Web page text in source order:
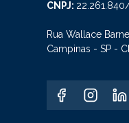
CNPJ:
Rua Wallace
Campinas - SP -